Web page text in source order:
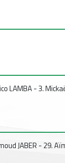
LAMBA - 3.
JABER - 29.